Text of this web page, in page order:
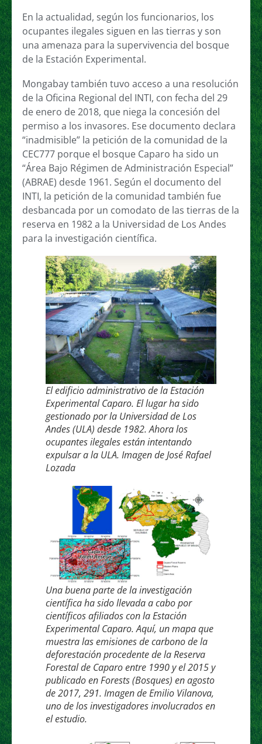
En la actualidad, según los funcionarios, los
ocupantes ilegales siguen en las tierras y son
una amenaza para la supervivencia del bosque
de la Estación Experimental.
Mongabay también tuvo acceso a una resolución
de la Oficina Regional del INTI, con fecha del 29
de enero de 2018, que niega la concesión del
permiso a los invasores. Ese documento declara
“inadmisible” la petición de la comunidad de la
CEC777 porque el bosque Caparo ha sido un
“Área Bajo Régimen de Administración Especial”
(ABRAE) desde 1961. Según el documento del
INTI, la petición de la comunidad también fue
desbancada por un comodato de las tierras de la
reserva en 1982 a la Universidad de Los Andes
para la investigación científica.
El edificio administrativo de la Estación
Experimental Caparo. El lugar ha sido
gestionado por la Universidad de Los
Andes (ULA) desde 1982. Ahora los
ocupantes ilegales están intentando
expulsar a la ULA. Imagen de José Rafael
Lozada
Una buena parte de la investigación
científica ha sido llevada a cabo por
científicos afiliados con la Estación
Experimental Caparo. Aquí, un mapa que
muestra las emisiones de carbono de la
deforestación procedente de la Reserva
Forestal de Caparo entre 1990 y el 2015 y
publicado en Forests (Bosques) en agosto
de 2017, 291. Imagen de Emilio Vilanova,
uno de los investigadores involucrados en
el estudio.